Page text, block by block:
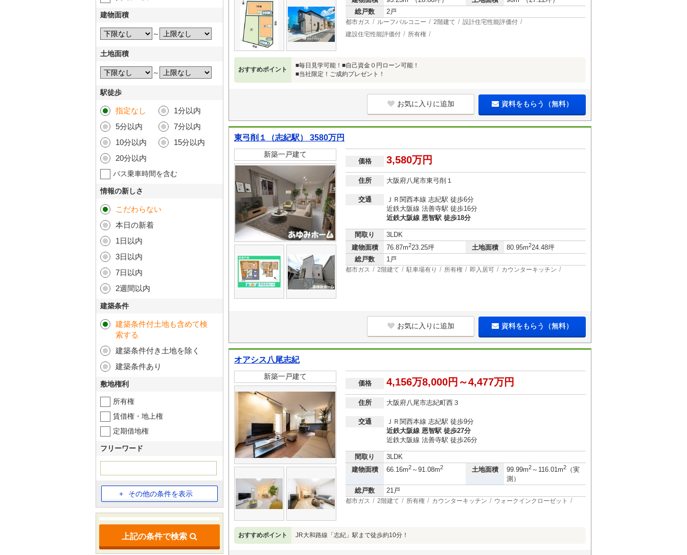
総戸数
2戸
都市ガス ルーフバルコニー 2階建て
設計住宅性能評価付
建設住宅性能評価付
所有権
おすすめポイント
■毎日見学可能！■自己資金０円ローン可能！
■当社限定！ご成約プレゼント！
お気に入りに追加 資料をもらう（無料）
東弓削１（志紀駅） 3580万円
新築一戸建て
価格 3,580万円
住所 大阪府八尾市東弓削１
交通
ＪＲ関西本線 志紀駅 徒歩6分
近鉄大阪線 法善寺駅 徒歩16分
近鉄大阪線 恩智駅 徒歩18分
間取り
3LDK
建物面積
76.87m223.25坪 土地面積 80.95m224.48坪
総戸数
1戸
都市ガス 2階建て 駐車場有り 所有権 即入居可 カウンターキッチン
お気に入りに追加 資料をもらう（無料）
オアシス八尾志紀
新築一戸建て
価格 4,156万8,000円～4,477万円
住所 大阪府八尾市志紀町西３
交通
ＪＲ関西本線 志紀駅 徒歩9分
近鉄大阪線 恩智駅 徒歩27分
近鉄大阪線 法善寺駅 徒歩26分
間取り
3LDK
建物面積
66.16m2～91.08m2 土地面積 99.99m2～116.01m2
（実
測）
総戸数
21戸
都市ガス 2階建て 所有権 カウンターキッチン ウォークインクローゼット
おすすめポイント JR大和路線「志紀」駅まで徒歩約10分！
建物面積
～
土地面積
～
駅徒歩
指定なし
1分以内
5分以内
7分以内
10分以内
15分以内
20分以内
バス乗車時間を含む
情報の新しさ
こだわらない
本日の新着
1日以内
3日以内
7日以内
2週間以内
建築条件
建築条件付土地も含めて検
索する
建築条件付き土地を除く
建築条件あり
敷地権利
所有権
賃借権・地上権
定期借地権
フリーワード
その他の条件を表示
上記の条件で検索